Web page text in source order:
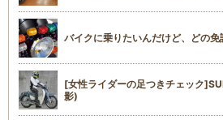
バイクに乗りたいんだけど、どの免
[女性ライダーの足つきチェック
影)